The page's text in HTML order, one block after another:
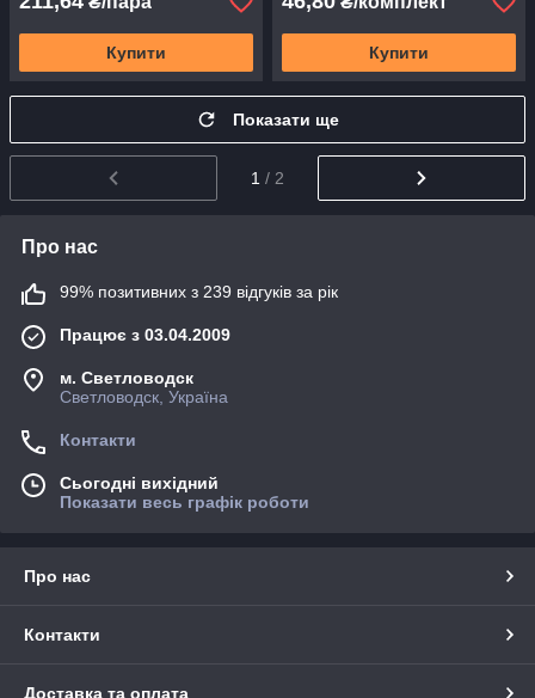
Купити Купити
Показати ще
1 / 2
Про нас
99% позитивних з 239 відгуків за рік
Працює з 03.04.2009
м. Светловодск
Светловодск, Україна
Контакти
Сьогодні вихідний
Показати весь графік роботи
Про нас
Контакти
Доставка та оплата